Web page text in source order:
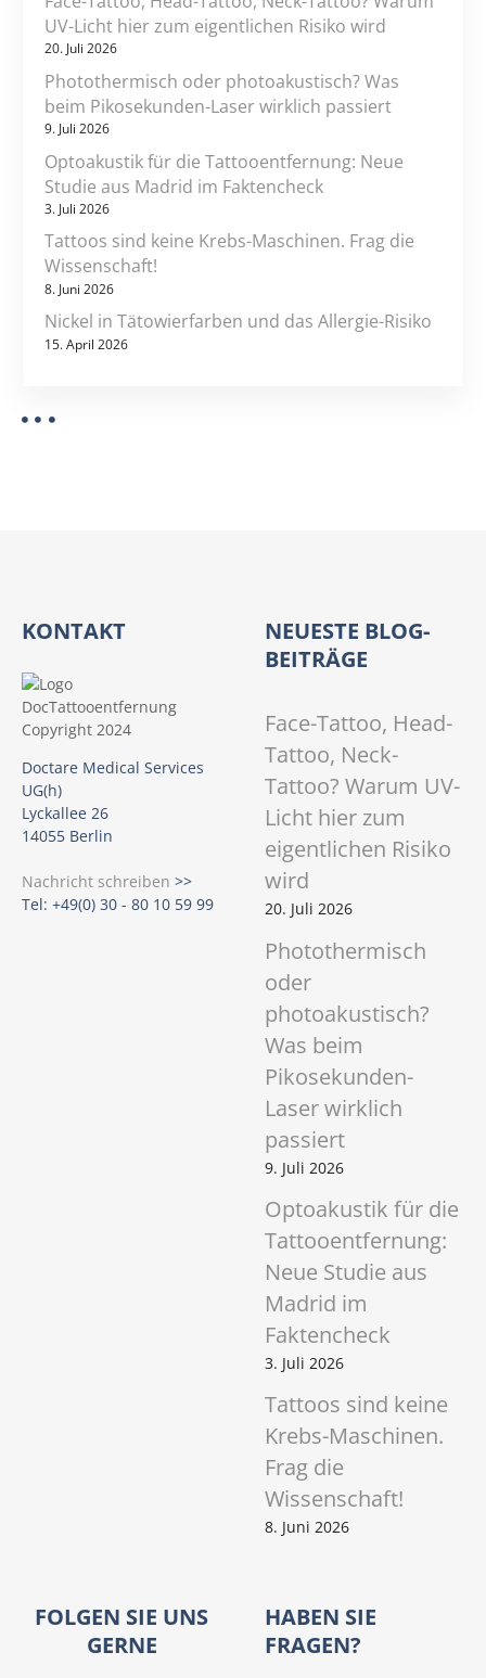
UV-Licht hier zum eigentlichen Risiko wird
20. Juli 2026
Photothermisch oder photoakustisch? Was
beim Pikosekunden-Laser wirklich passiert
9. Juli 2026
Optoakustik für die Tattooentfernung: Neue
Studie aus Madrid im Faktencheck
3. Juli 2026
Tattoos sind keine Krebs-Maschinen. Frag die
Wissenschaft!
8. Juni 2026
Nickel in Tätowierfarben und das Allergie-Risiko
15. April 2026
KONTAKT
Doctare Medical Services
UG(h)
Lyckallee 26
14055 Berlin
Nachricht schreiben >>
Tel: +49(0) 30 - 80 10 59 99
NEUESTE BLOG-
BEITRÄGE
Face-Tattoo, Head-
Tattoo, Neck-
Tattoo? Warum UV-
Licht hier zum
eigentlichen Risiko
wird
20. Juli 2026
Photothermisch
oder
photoakustisch?
Was beim
Pikosekunden-
Laser wirklich
passiert
9. Juli 2026
Optoakustik für die
Tattooentfernung:
Neue Studie aus
Madrid im
Faktencheck
3. Juli 2026
Tattoos sind keine
Krebs-Maschinen.
Frag die
Wissenschaft!
8. Juni 2026
FOLGEN SIE UNS
GERNE
HABEN SIE
FRAGEN?